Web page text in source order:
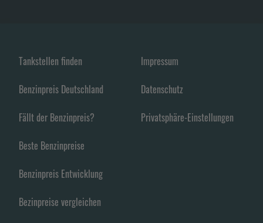
Tankstellen finden
Benzinpreis Deutschland
Fällt der Benzinpreis?
Beste Benzinpreise
Benzinpreis Entwicklung
Bezinpreise vergleichen
Impressum
Datenschutz
Privatsphäre-Einstellungen